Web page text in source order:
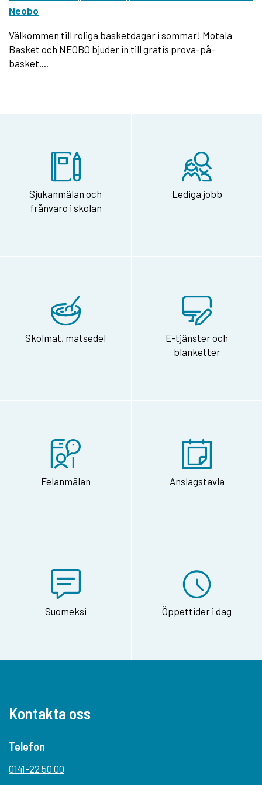
Neobo
Välkommen till roliga basketdagar i sommar! Motala
Basket och NEOBO bjuder in till gratis prova-på-
basket....
Sjukanmälan och
frånvaro i skolan
Lediga jobb
Skolmat, matsedel
E-tjänster och
blanketter
Felanmälan Anslagstavla
Suomeksi Öppettider i dag
Kontakta oss
Telefon
0141-22 50 00